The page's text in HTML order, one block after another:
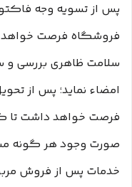
پس از تسویه وجه
فروشگاه فرصت خواهد
سلامت ظاهری بررسی و
فرصت خواهد داشت تا
صورت وجود هر گونه
خدمات پس از فروش